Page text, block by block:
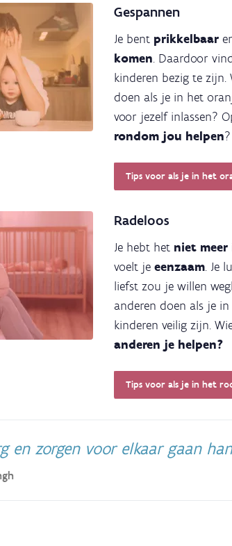
Gespannen
Je bent prikkelbaar
komen. Daardoor
kinderen bezig te
doen als je in het
voor jezelf inlassen?
rondom jou helpen?
Tips voor als je in het
Radeloos
Je hebt het niet
voelt je eenzaam. Je
liefst zou je willen
anderen doen als je
kinderen veilig zijn.
anderen je helpen?
Tips voor als je in het
en zorgen voor elkaar gaan